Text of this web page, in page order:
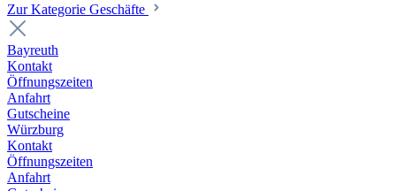
Zur Kategorie Geschäfte
Bayreuth
Kontakt
Öffnungszeiten
Anfahrt
Gutscheine
Würzburg
Kontakt
Öffnungszeiten
Anfahrt